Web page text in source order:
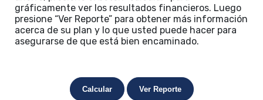
gráficamente ver los resultados financieros. Luego
presione “Ver Reporte” para obtener más información
acerca de su plan y lo que usted puede hacer para
asegurarse de que está bien encaminado.